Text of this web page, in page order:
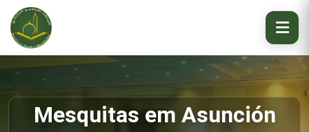
Mesquitas em Asunción